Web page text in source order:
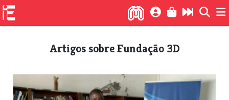
Artigos sobre Fundação 3D